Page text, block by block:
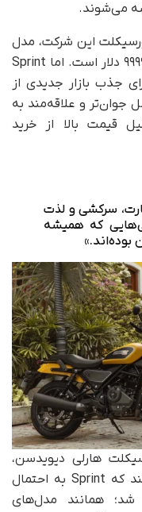
می‌شوند.
این شرکت، مدل
۹۷۵ سی‌سی Nightster با قیمت پایه ۹۹۹۹ دلار است. اما Sprint
جذب بازار جدیدی از
جوان‌تر و علاقه‌مند به
قیمت بالا از خرید
سرکشی و لذت
که همیشه
بوده‌اند.»
هارلی دیویدسن،
بسیاری از تحلیلگران بر این باور هستند که Sprint به احتمال
شد؛ همانند مدل‌های